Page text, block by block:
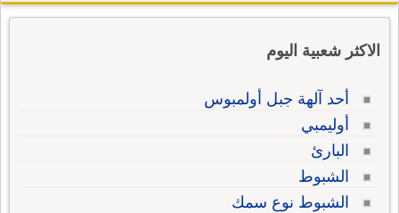
الاكثر شعبية اليوم
أحد آلهة جبل أولمبوس
أوليمبي
البارئ
الشبوط
الشبوط نوع سمك